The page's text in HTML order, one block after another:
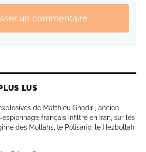
un commentaire
LUS
de Matthieu Ghadiri, ancien
français infiltré en Iran, sur les
des Mollahs, le Polisario, le Hezbollah